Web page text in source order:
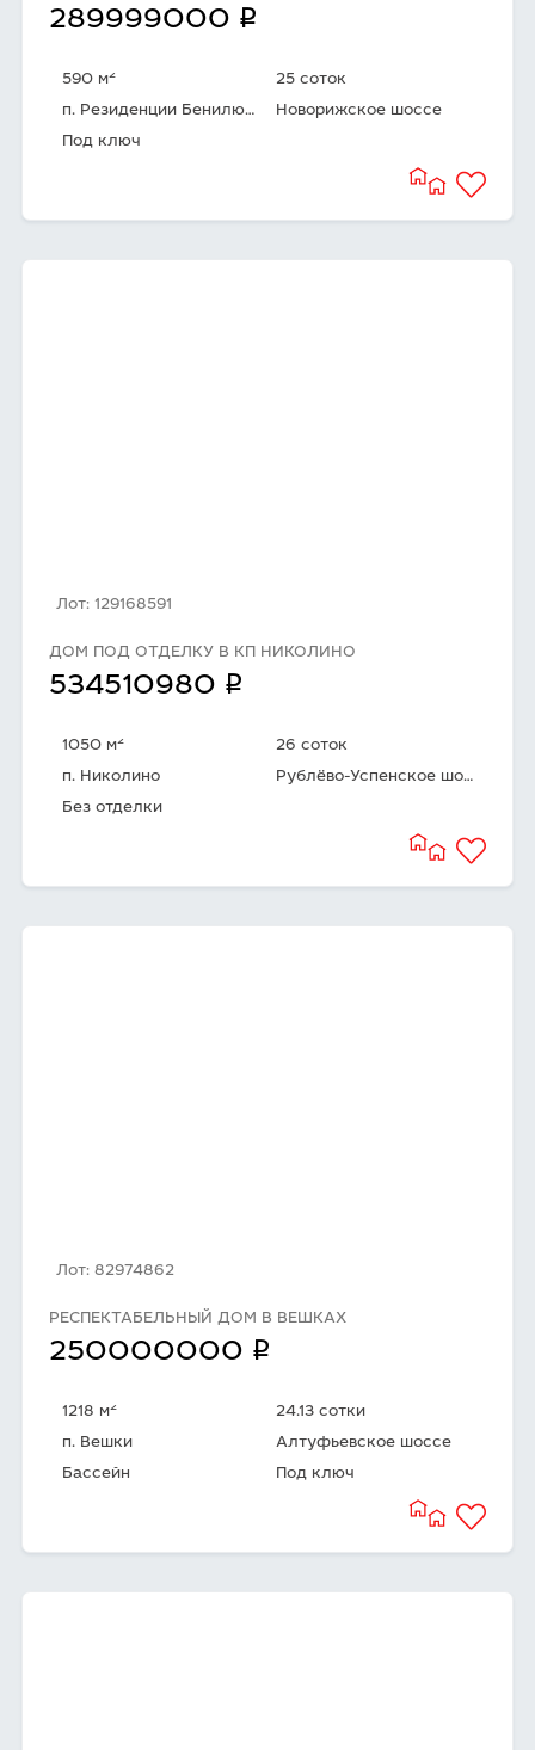
289999000 q
590 м2
25 соток
п. Резиденции Бенилюкс
Новорижское шоссе
Под ключ
Лот: 129168591
ДОМ ПОД ОТДЕЛКУ В КП НИКОЛИНО
534510980 q
1050 м2
26 соток
п. Николино
Рублёво-Успенское шоссе
Без отделки
Лот: 82974862
РЕСПЕКТАБЕЛЬНЫЙ ДОМ В ВЕШКАХ
250000000 q
1218 м2
24.13 сотки
п. Вешки
Алтуфьевское шоссе
Бассейн
Под ключ